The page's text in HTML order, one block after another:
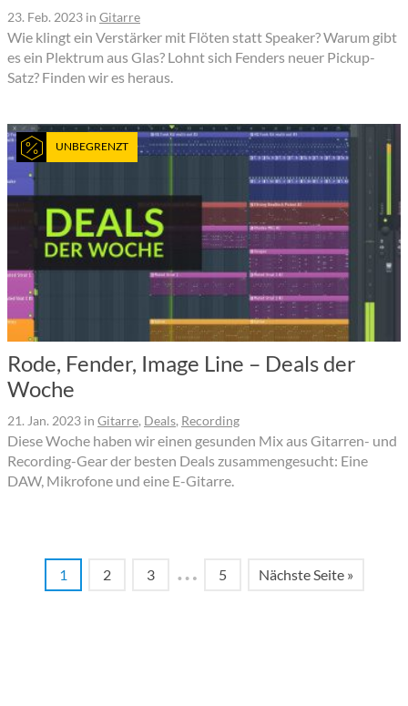
23. Feb. 2023 in Gitarre
Wie klingt ein Verstärker mit Flöten statt Speaker? Warum gibt
es ein Plektrum aus Glas? Lohnt sich Fenders neuer Pickup-
Satz? Finden wir es heraus.
UNBEGRENZT
Rode, Fender, Image Line – Deals der
Woche
21. Jan. 2023 in Gitarre, Deals, Recording
Diese Woche haben wir einen gesunden Mix aus Gitarren- und
Recording-Gear der besten Deals zusammengesucht: Eine
DAW, Mikrofone und eine E-Gitarre.
1 2 3 … 5 Nächste Seite »